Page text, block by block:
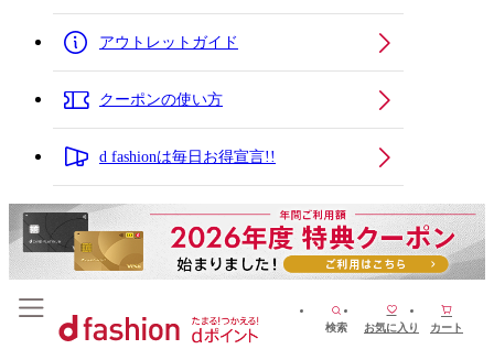
アウトレットガイド
クーポンの使い方
d fashionは毎日お得宣言!!
検索 お気に入り カート